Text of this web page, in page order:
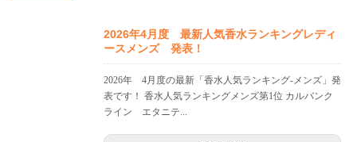
2026年4月度 最新人気香水ランキングレディ
ースメンズ 発表！
2026年 4月度の最新「香水人気ランキング-メンズ」発
表です！ 香水人気ランキングメンズ第1位 カルバンク
ライン エタニテ...